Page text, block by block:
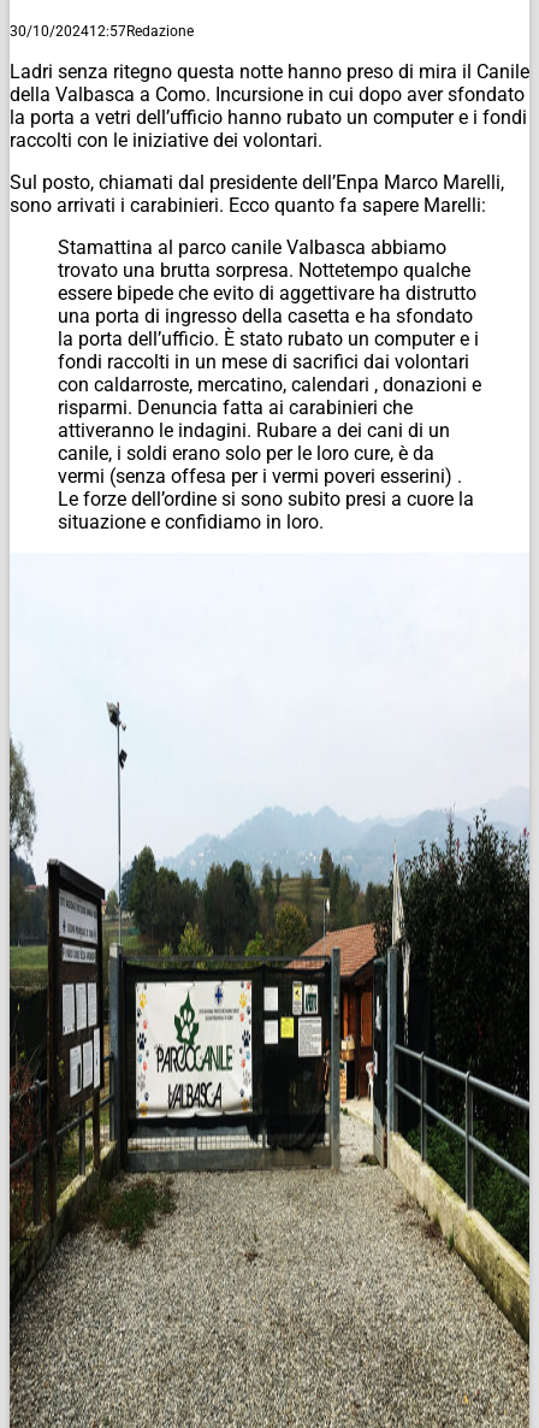
30/10/202412:57Redazione
Ladri senza ritegno questa notte hanno preso di mira il Canile
della Valbasca a Como. Incursione in cui dopo aver sfondato
la porta a vetri dell’ufficio hanno rubato un computer e i fondi
raccolti con le iniziative dei volontari.
Sul posto, chiamati dal presidente dell’Enpa Marco Marelli,
sono arrivati i carabinieri. Ecco quanto fa sapere Marelli:
Stamattina al parco canile Valbasca abbiamo
trovato una brutta sorpresa. Nottetempo qualche
essere bipede che evito di aggettivare ha distrutto
una porta di ingresso della casetta e ha sfondato
la porta dell’ufficio. È stato rubato un computer e i
fondi raccolti in un mese di sacrifici dai volontari
con caldarroste, mercatino, calendari , donazioni e
risparmi. Denuncia fatta ai carabinieri che
attiveranno le indagini. Rubare a dei cani di un
canile, i soldi erano solo per le loro cure, è da
vermi (senza offesa per i vermi poveri esserini) .
Le forze dell’ordine si sono subito presi a cuore la
situazione e confidiamo in loro.